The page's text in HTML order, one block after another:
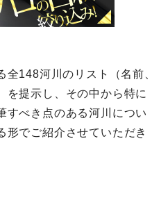
148河川のリスト（名前、
を提示し、その中から特に
すべき点のある河川につい
形でご紹介させていただき